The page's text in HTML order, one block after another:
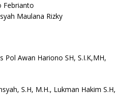
Febrianto
Maulana Rizky
Pol Awan Hariono SH, S.I.K,MH,
S.H, M.H., Lukman Hakim S.H,